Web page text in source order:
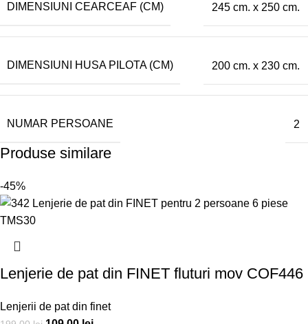
DIMENSIUNI CEARCEAF (CM) 245 cm. x 250 cm.
DIMENSIUNI HUSA PILOTA (CM) 200 cm. x 230 cm.
NUMAR PERSOANE 2
Produse similare
-45%
Lenjerie de pat din FINET fluturi mov COF446
Lenjerii de pat din finet